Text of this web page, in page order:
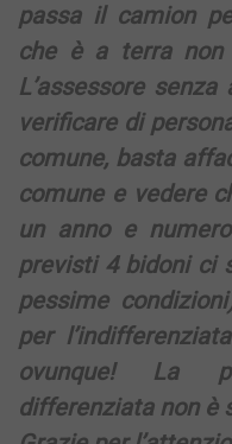
passa il camion
che è a terra non
L’assessore
verificare di
comune, basta
comune e vedere
un anno e
previsti 4 bidoni ci
pessime
per
ovunque! La
differenziata non è